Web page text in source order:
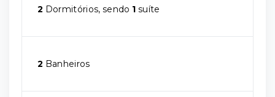
2 Dormitórios, sendo 1 suíte
2 Banheiros